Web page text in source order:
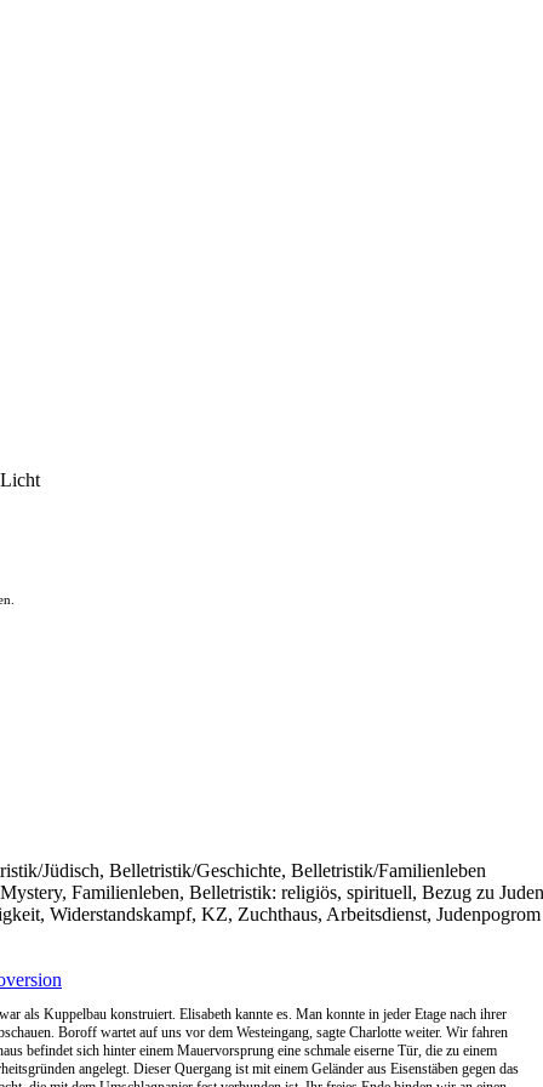
Jüdisch, Belletristik/Geschichte, Belletristik/Familienleben
Familienleben, Belletristik: religiös, spirituell, Bezug zu
Widerstandskampf, KZ, Zuchthaus, Arbeitsdienst, Judenpogrom
als Kuppelbau konstruiert. Elisabeth kannte es. Man konnte in jeder Etage nach ihrer
Boroff wartet auf uns vor dem Westeingang, sagte Charlotte weiter. Wir fahren
befindet sich hinter einem Mauervorsprung eine schmale eiserne Tür, die zu einem
angelegt. Dieser Quergang ist mit einem Geländer aus Eisenstäben gegen das